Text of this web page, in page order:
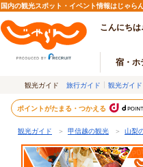
国内の観光スポット・イベント情報はじゃ
こんにち
宿・ホ
観光ガイド 旅行ガイド 観光ガイド
ポイントがたまる・つかえる
観光ガイド ＞ 甲信越の観光 ＞ 山梨